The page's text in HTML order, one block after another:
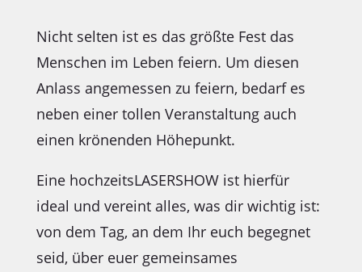
Nicht selten ist es das größte Fest das
Menschen im Leben feiern. Um diesen
Anlass angemessen zu feiern, bedarf es
neben einer tollen Veranstaltung auch
einen krönenden Höhepunkt.
Eine hochzeitsLASERSHOW ist hierfür
ideal und vereint alles, was dir wichtig ist:
von dem Tag, an dem Ihr euch begegnet
seid, über euer gemeinsames